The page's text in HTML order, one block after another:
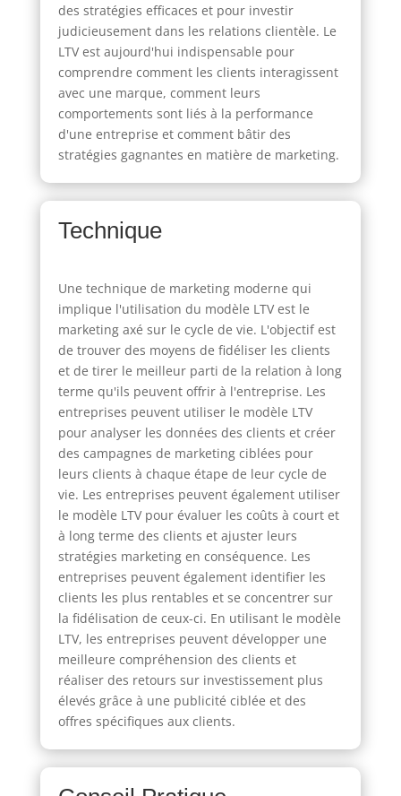
des stratégies efficaces et pour investir
judicieusement dans les relations clientèle. Le
LTV est aujourd'hui indispensable pour
comprendre comment les clients interagissent
avec une marque, comment leurs
comportements sont liés à la performance
d'une entreprise et comment bâtir des
stratégies gagnantes en matière de marketing.
Technique
Une technique de marketing moderne qui
implique l'utilisation du modèle LTV est le
marketing axé sur le cycle de vie. L'objectif est
de trouver des moyens de fidéliser les clients
et de tirer le meilleur parti de la relation à long
terme qu'ils peuvent offrir à l'entreprise. Les
entreprises peuvent utiliser le modèle LTV
pour analyser les données des clients et créer
des campagnes de marketing ciblées pour
leurs clients à chaque étape de leur cycle de
vie. Les entreprises peuvent également utiliser
le modèle LTV pour évaluer les coûts à court et
à long terme des clients et ajuster leurs
stratégies marketing en conséquence. Les
entreprises peuvent également identifier les
clients les plus rentables et se concentrer sur
la fidélisation de ceux-ci. En utilisant le modèle
LTV, les entreprises peuvent développer une
meilleure compréhension des clients et
réaliser des retours sur investissement plus
élevés grâce à une publicité ciblée et des
offres spécifiques aux clients.